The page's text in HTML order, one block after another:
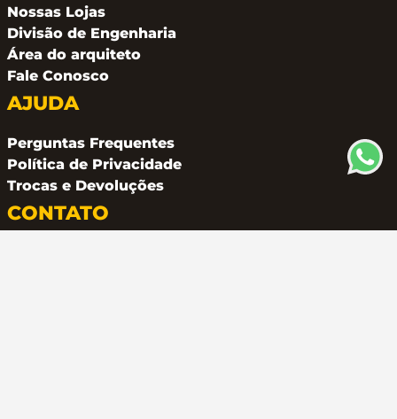
Nossas Lojas
Divisão de Engenharia
Área do arquiteto
Fale Conosco
AJUDA
Perguntas Frequentes
Política de Privacidade
Trocas e Devoluções
CONTATO